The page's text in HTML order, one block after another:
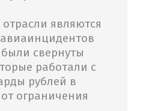
являются
свернуты
работали с
рублей в
ограничения